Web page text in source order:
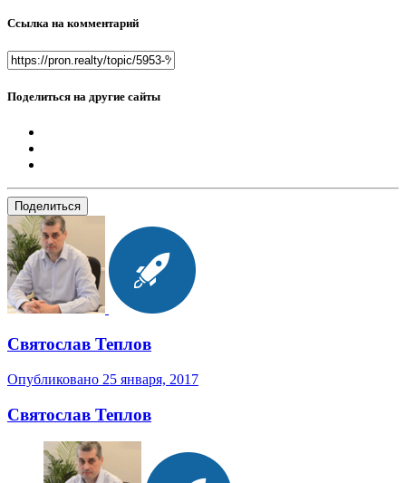
Ссылка на комментарий
Поделиться на другие сайты
Поделиться
Святослав Теплов
Опубликовано 25 января, 2017
Святослав Теплов